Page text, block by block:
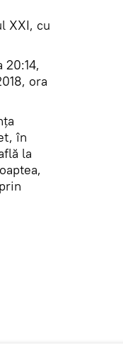
XXI, cu
ora
în
la